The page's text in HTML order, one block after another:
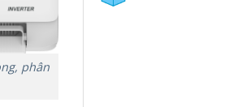
phân